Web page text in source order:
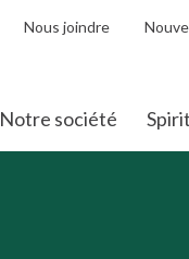
Nous joindre
Notre société